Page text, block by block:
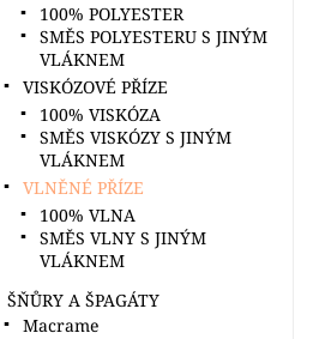
100% POLYESTER
SMĚS POLYESTERU S JINÝM
VLÁKNEM
VISKÓZOVÉ PŘÍZE
100% VISKÓZA
SMĚS VISKÓZY S JINÝM
VLÁKNEM
VLNĚNÉ PŘÍZE
100% VLNA
SMĚS VLNY S JINÝM
VLÁKNEM
ŠŇŮRY A ŠPAGÁTY
Macrame